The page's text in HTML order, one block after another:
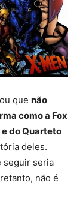
que não
como a Fox
do Quarteto
deles.
seguir seria
não é